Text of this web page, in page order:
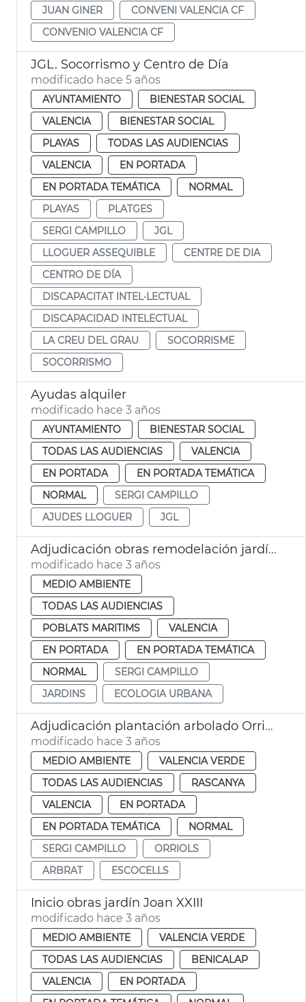
JUAN GINER
CONVENI VALENCIA CF
CONVENIO VALENCIA CF
JGL. Socorrismo y Centro de Día
modificado hace 5 años
AYUNTAMIENTO
BIENESTAR SOCIAL
VALENCIA
BIENESTAR SOCIAL
PLAYAS
TODAS LAS AUDIENCIAS
VALENCIA
EN PORTADA
EN PORTADA TEMÁTICA
NORMAL
PLAYAS
PLATGES
SERGI CAMPILLO
JGL
LLOGUER ASSEQUIBLE
CENTRE DE DIA
CENTRO DE DÍA
DISCAPACITAT INTEL·LECTUAL
DISCAPACIDAD INTELECTUAL
LA CREU DEL GRAU
SOCORRISME
SOCORRISMO
Ayudas alquiler
modificado hace 3 años
AYUNTAMIENTO
BIENESTAR SOCIAL
TODAS LAS AUDIENCIAS
VALENCIA
EN PORTADA
EN PORTADA TEMÁTICA
NORMAL
SERGI CAMPILLO
AJUDES LLOGUER
JGL
Adjudicación obras remodelación jardín Doctor Lluch
modificado hace 3 años
MEDIO AMBIENTE
TODAS LAS AUDIENCIAS
POBLATS MARITIMS
VALENCIA
EN PORTADA
EN PORTADA TEMÁTICA
NORMAL
SERGI CAMPILLO
JARDINS
ECOLOGIA URBANA
Adjudicación plantación arbolado Orriols
modificado hace 3 años
MEDIO AMBIENTE
VALENCIA VERDE
TODAS LAS AUDIENCIAS
RASCANYA
VALENCIA
EN PORTADA
EN PORTADA TEMÁTICA
NORMAL
SERGI CAMPILLO
ORRIOLS
ARBRAT
ESCOCELLS
Inicio obras jardín Joan XXIII
modificado hace 3 años
MEDIO AMBIENTE
VALENCIA VERDE
TODAS LAS AUDIENCIAS
BENICALAP
VALENCIA
EN PORTADA